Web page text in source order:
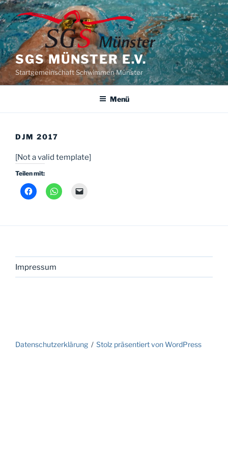
Zum
Inhalt
springen
SGS MÜNSTER E.V.
Startgemeinschaft Schwimmen Münster
Menü
DJM 2017
[Not a valid template]
Teilen mit:
Impressum
Datenschutzerklärung Stolz präsentiert von WordPress